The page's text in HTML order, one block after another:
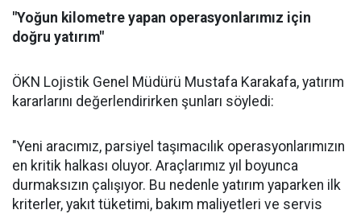
"Yoğun kilometre yapan operasyonlarımız için
doğru yatırım"
ÖKN Lojistik Genel Müdürü Mustafa Karakafa, yatırım
kararlarını değerlendirirken şunları söyledi:
"Yeni aracımız, parsiyel taşımacılık operasyonlarımızın
en kritik halkası oluyor. Araçlarımız yıl boyunca
durmaksızın çalışıyor. Bu nedenle yatırım yaparken ilk
kriterler, yakıt tüketimi, bakım maliyetleri ve servis